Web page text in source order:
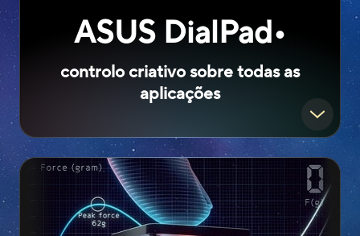
ASUS DialPad•
controlo criativo sobre todas as
aplicações